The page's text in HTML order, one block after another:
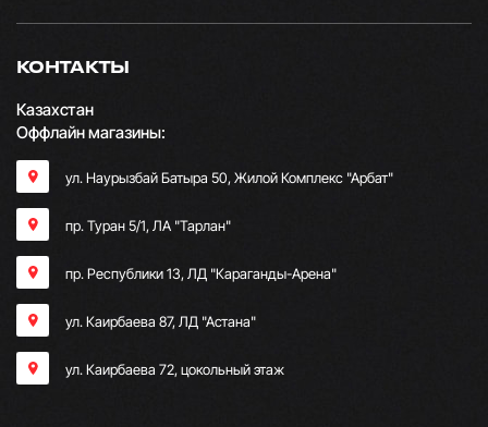
КОНТАКТЫ
Казахстан
Оффлайн магазины:
ул. Наурызбай Батыра 50, Жилой Комплекс "Арбат"
пр. Туран 5/1, ЛА "Тарлан"
пр. Республики 13, ​ЛД "Караганды-Арена"
ул. Каирбаева 87, ЛД "Астана"
ул. Каирбаева 72, цокольный этаж